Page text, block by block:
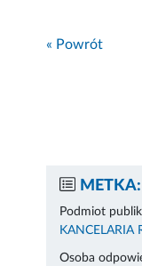
« Powrót
METKA:
Podmiot
KANCELARIA
Osoba